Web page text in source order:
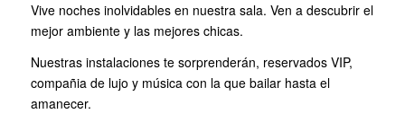
Vive noches inolvidables en nuestra sala. Ven a descubrir el
mejor ambiente y las mejores chicas.
Nuestras instalaciones te sorprenderán, reservados VIP,
compañia de lujo y música con la que bailar hasta el
amanecer.